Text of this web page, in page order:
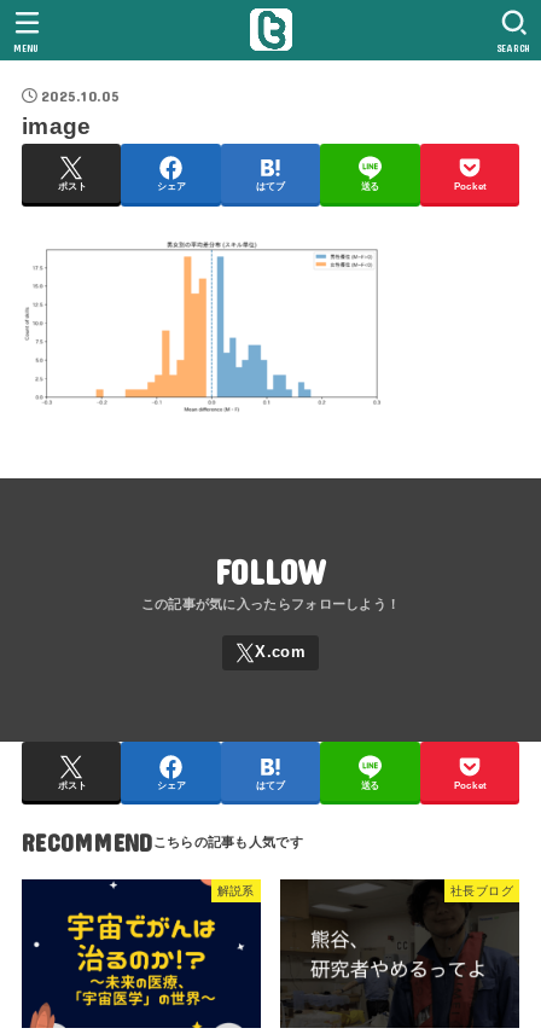
SEARCH
MENU
2025.10.05
image
ポスト シェア はてブ 送る Pocket
FOLLOW
ポスト シェア はてブ 送る Pocket
RECOMMEND
解説系 社長ブログ